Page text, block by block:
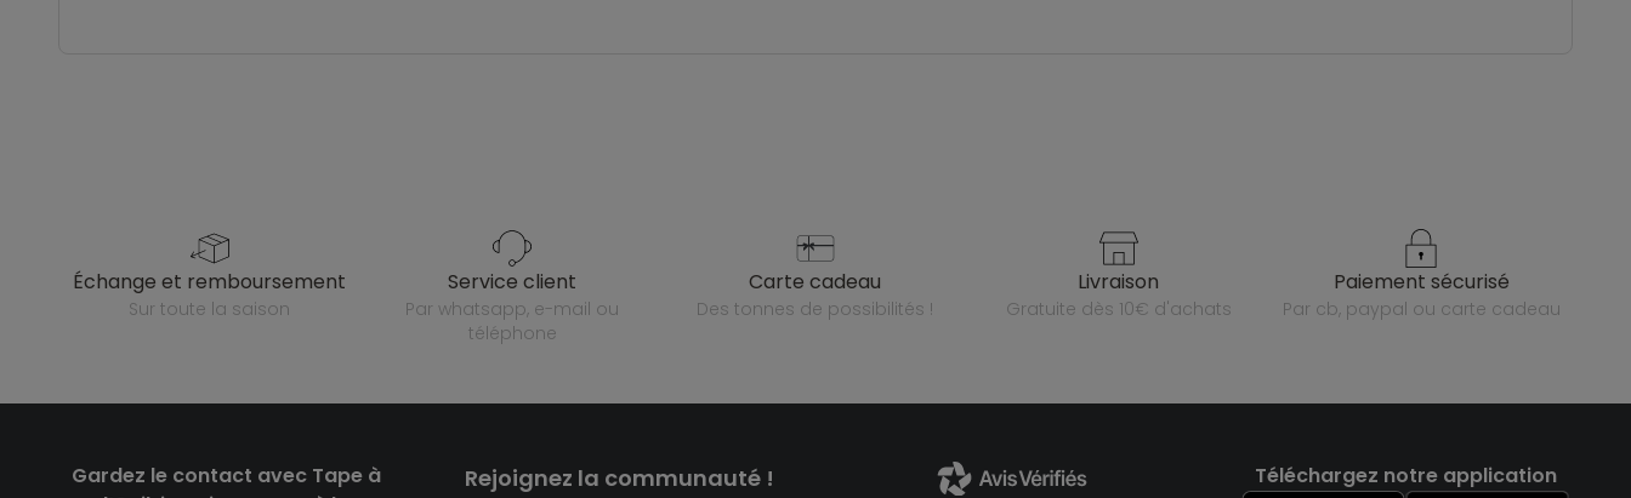
échange et remboursement
sur toute la saison
service client
par whatsapp, e-mail ou
téléphone
carte cadeau
des tonnes de possibilités !
livraison
gratuite dès 10€ d'achats
paiement sécurisé
par cb, paypal ou carte cadeau
Gardez le contact avec Tape à
Rejoignez la communauté !
Téléchargez notre application